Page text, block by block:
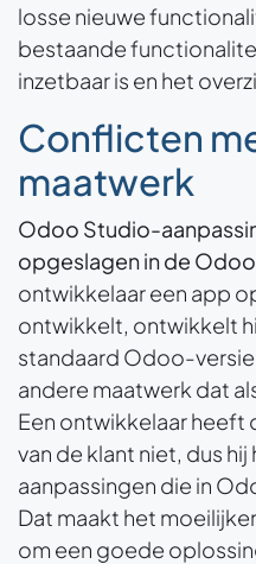
losse nieuwe
bestaande
inzetbaar is en het
Conflicten
maatwerk
Odoo Studio-
opgeslagen in de
ontwikkelaar een app
ontwikkelt, ontwikkelt
standaard Odoo-
andere maatwerk dat
Een ontwikkelaar
van de klant niet, dus
aanpassingen die in
Dat maakt het
om een goede